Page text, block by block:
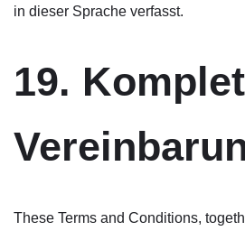
in dieser Sprache verfasst.
19.
These Terms and Conditions,